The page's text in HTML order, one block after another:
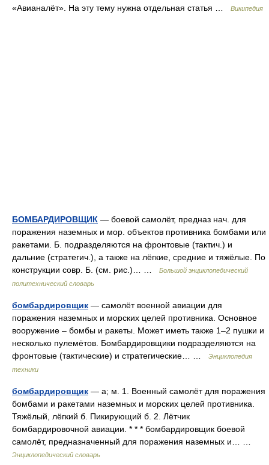
«Авианалёт». На эту тему нужна отдельная статья …
Википедия
БОМБАРДИРОВЩИК — боевой самолёт, предназ нач. для
поражения наземных и мор. объектов противника бомбами или
ракетами. Б. подразделяются на фронтовые (тактич.) и
дальние (стратегич.), а также на лёгкие, средние и тяжёлые. По
конструкции совр. Б. (см. рис.)… …
Большой энциклопедический
политехнический словарь
бомбардировщик — самолёт военной авиации для
поражения наземных и морских целей противника. Основное
вооружение – бомбы и ракеты. Может иметь также 1–2 пушки и
несколько пулемётов. Бомбардировщики подразделяются на
фронтовые (тактические) и стратегические… …
Энциклопедия
техники
бомбардировщик — а; м. 1. Военный самолёт для поражения
бомбами и ракетами наземных и морских целей противника.
Тяжёлый, лёгкий б. Пикирующий б. 2. Лётчик
бомбардировочной авиации. * * * бомбардировщик боевой
самолёт, предназначенный для поражения наземных и… …
Энциклопедический словарь